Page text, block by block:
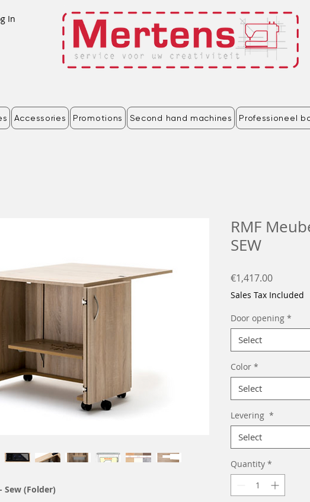
In
Accessories Promotions Second hand machines Professioneel
Sew (Folder)
RMF
SEW
€1,417.00Price
Sales Tax Included
Door opening *
Select
Color *
Select
Levering *
Select
Quantity *